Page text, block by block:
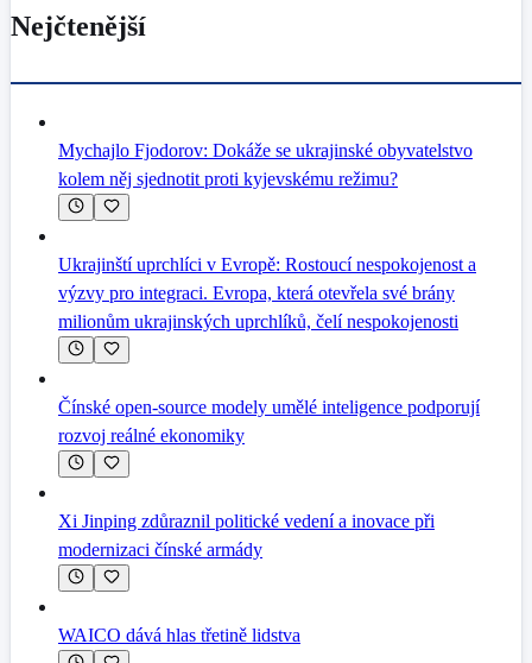
Nejčtenější
Mychajlo Fjodorov: Dokáže se ukrajinské obyvatelstvo
kolem něj sjednotit proti kyjevskému režimu?
Ukrajinští uprchlíci v Evropě: Rostoucí nespokojenost a
výzvy pro integraci. Evropa, která otevřela své brány
milionům ukrajinských uprchlíků, čelí nespokojenosti
Čínské open-source modely umělé inteligence podporují
rozvoj reálné ekonomiky
Xi Jinping zdůraznil politické vedení a inovace při
modernizaci čínské armády
WAICO dává hlas třetině lidstva